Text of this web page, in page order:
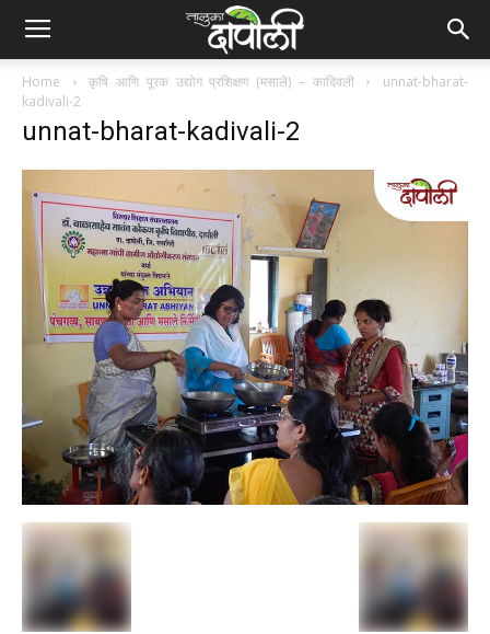
Home कृषि आणि पूरक उद्योग प्रशिक्षण (मसाले) – कादिवली
unnat-bharat-
kadivali-2
unnat-bharat-kadivali-2